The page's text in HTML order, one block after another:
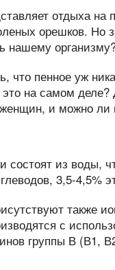
отдыха
орешков. Но
нашему
что пенное уж
на самом
и можно
состоят из воды,
3,5-4,5%
также
с
группы В (В1,